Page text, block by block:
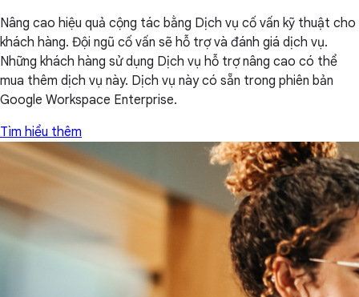
Nâng cao hiệu quả cộng tác bằng Dịch vụ cố vấn kỹ thuật cho
khách hàng. Đội ngũ cố vấn sẽ hỗ trợ và đánh giá dịch vụ.
Những khách hàng sử dụng Dịch vụ hỗ trợ nâng cao có thể
mua thêm dịch vụ này. Dịch vụ này có sẵn trong phiên bản
Google Workspace Enterprise.
Tìm hiểu thêm